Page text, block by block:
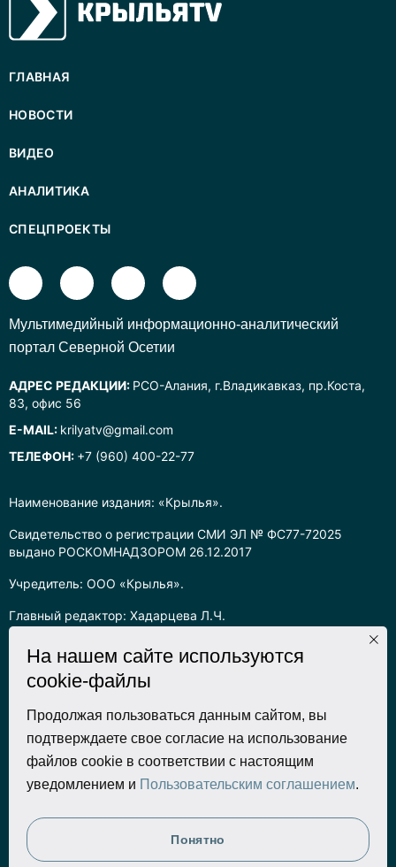
Наименование издания: «Крылья».
Свидетельство о регистрации СМИ ЭЛ № ФС77-72025
выдано РОСКОМНАДЗОРОМ 26.12.2017
Учредитель: ООО «Крылья».
Главный редактор: Хадарцева Л.Ч.
Информация на сайте предназначена для лиц старше 16 лет.
Все права на любые материалы, опубликованные на сайте,
защищены в соответствии с российским законодательством
об интеллектуальной собственности. Любое использование
текстовых, фото, аудио и видеоматериалов возможно только
с согласия правообладателя (ООО «Крылья») и при строгом
наличии ссылки на ресурс. Для сетевых ресурсов –
гиперссылка.
Разработка сайта
ГЛАВНАЯ
НОВОСТИ
ВИДЕО
АНАЛИТИКА
СПЕЦПРОЕКТЫ
Mультимедийный информационно-аналитический
портал Северной Осетии
АДРЕС РЕДАКЦИИ: РСО-Алания, г.Владикавказ, пр.Коста,
83, офис 56
E-MAIL: krilyatv@gmail.com
ТЕЛЕФОН: +7 (960) 400-22-77
На нашем сайте используются
cookie-файлы
Продолжая пользоваться данным сайтом, вы
подтверждаете свое согласие на использование
файлов cookie в соответствии с настоящим
уведомлением и Пользовательским соглашением.
Понятно